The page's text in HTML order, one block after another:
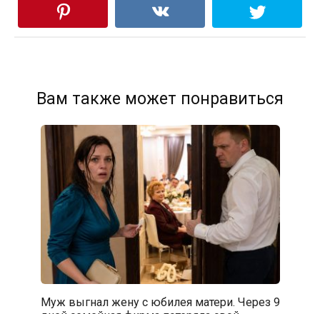
Вам также может понравиться
Муж выгнал жену с юбилея матери. Через 9